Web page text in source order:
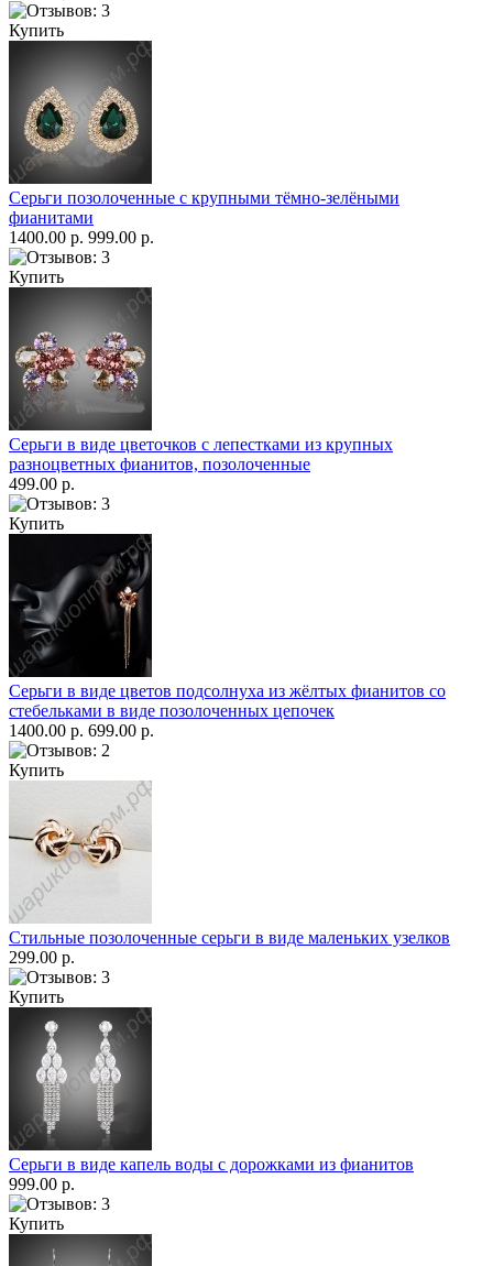
Купить
Серьги позолоченные с крупными тёмно-зелёными
фианитами
1400.00 р. 999.00 р.
Купить
Серьги в виде цветочков с лепестками из крупных
разноцветных фианитов, позолоченные
499.00 р.
Купить
Серьги в виде цветов подсолнуха из жёлтых фианитов со
стебельками в виде позолоченных цепочек
1400.00 р. 699.00 р.
Купить
Стильные позолоченные серьги в виде маленьких узелков
299.00 р.
Купить
Серьги в виде капель воды с дорожками из фианитов
999.00 р.
Купить